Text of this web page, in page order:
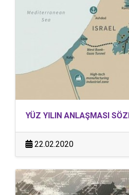
YÜZ YILIN ANLAŞMASI
22.02.2020